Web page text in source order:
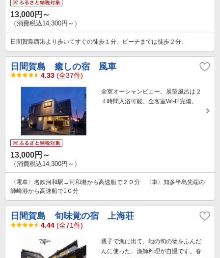
13,000円～
（消費税込14,300円～）
日間賀島西港より歩いてすぐの徒歩１分。ビーチまでは徒歩２分。
日間賀島 癒しの宿 風車
4.33 (全37件)
全室オーシャンビュー。展望風呂は２
４時間入浴可能。全客室Wi-Fi完備。
13,000円～
（消費税込14,300円～）
〈電車〉名鉄河和駅→河和港から高速船で２０分 〈車〉知多半島先端の
師崎港から高速船で1０分
日間賀島 旬味覚の宿 上海荘
4.44 (全71件)
親子で漁に出て、地の旬の物をふんだ
んに使った、漁師料理が自慢です。春